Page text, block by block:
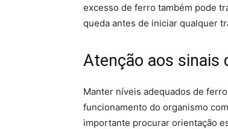
excesso de ferro também pode
queda antes de iniciar qualquer
Atenção aos sinais
Manter níveis adequados de
funcionamento do organismo
importante procurar orientação